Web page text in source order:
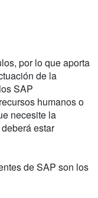
por lo que aporta
de la
SAP
humanos o
necesite la
estar
de SAP son los